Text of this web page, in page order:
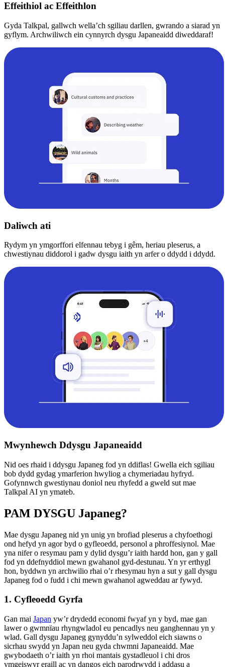
Effeithiol ac Effeithlon
Gyda Talkpal, gallwch wella’ch sgiliau darllen, gwrando a siarad yn
gyflym. Archwiliwch ein cynnyrch dysgu Japaneaidd diweddaraf!
Daliwch ati
Rydym yn ymgorffori elfennau tebyg i gêm, heriau pleserus, a
chwestiynau diddorol i gadw dysgu iaith yn arfer o ddydd i ddydd.
Mwynhewch Ddysgu Japaneaidd
Nid oes rhaid i ddysgu Japaneg fod yn ddiflas! Gwella eich sgiliau
bob dydd gydag ymarferion hwyliog a chymeriadau hyfryd.
Gofynnwch gwestiynau doniol neu rhyfedd a gweld sut mae
Talkpal AI yn ymateb.
PAM DYSGU Japaneg?
Mae dysgu Japaneg nid yn unig yn brofiad pleserus a chyfoethogi
ond hefyd yn agor byd o gyfleoedd, personol a phroffesiynol. Mae
yna nifer o resymau pam y dylid dysgu’r iaith hardd hon, gan y gall
fod yn ddefnyddiol mewn gwahanol gyd-destunau. Yn yr erthygl
hon, byddwn yn archwilio rhai o’r rhesymau hyn a sut y gall dysgu
Japaneg fod o fudd i chi mewn gwahanol agweddau ar fywyd.
1. Cyfleoedd Gyrfa
Gan mai Japan yw’r drydedd economi fwyaf yn y byd, mae gan
lawer o gwmnïau rhyngwladol eu pencadlys neu ganghennau yn y
wlad. Gall dysgu Japaneg gynyddu’n sylweddol eich siawns o
sicrhau swydd yn Japan neu gyda chwmni Japaneaidd. Mae
gwybodaeth o’r iaith yn rhoi mantais gystadleuol i chi dros
ymgeiswyr eraill ac yn dangos eich parodrwydd i addasu a